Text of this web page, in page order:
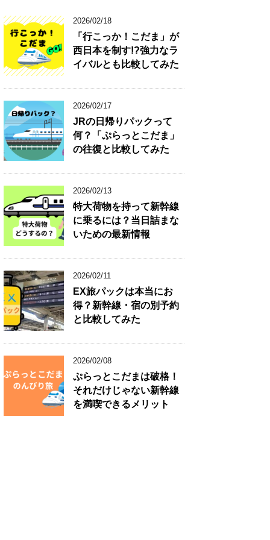
2026/02/18
「行こっか！こだま」が
西日本を制す!?強力なラ
イバルとも比較してみた
2026/02/17
JRの日帰りパックって
何？「ぷらっとこだま」
の往復と比較してみた
2026/02/13
特大荷物を持って新幹線
に乗るには？当日詰まな
いための最新情報
2026/02/11
EX旅パックは本当にお
得？新幹線・宿の別予約
と比較してみた
2026/02/08
ぷらっとこだまは破格！
それだけじゃない新幹線
を満喫できるメリット